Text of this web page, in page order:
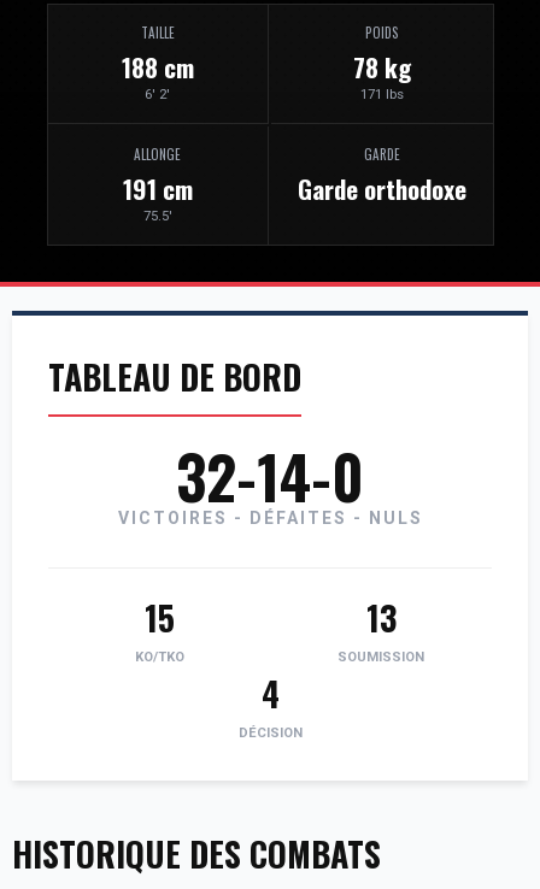
TAILLE
188 cm
6' 2'
POIDS
78 kg
171 lbs
ALLONGE
191 cm
75.5'
GARDE
Garde orthodoxe
TABLEAU DE BORD
32-14-0
VICTOIRES - DÉFAITES - NULS
15
KO/TKO
13
SOUMISSION
4
DÉCISION
HISTORIQUE DES COMBATS